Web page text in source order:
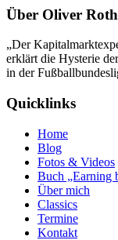
Über Oliver Roth
„Der
erklärt die Hysterie
in der
Quicklinks
Home
Blog
Fotos & Videos
Buch „Earning
Über mich
Classics
Termine
Kontakt